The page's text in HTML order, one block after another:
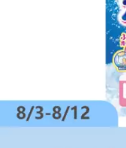
寵物
登入